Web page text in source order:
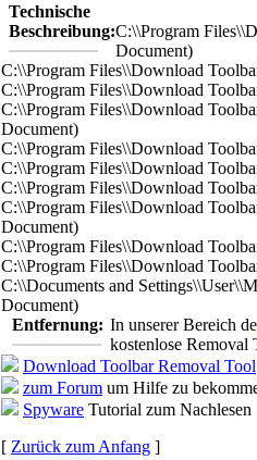
Technische
Beschreibung:C:\\Program
Document)
C:\\Program Files\\Download
C:\\Program Files\\Download
C:\\Program Files\\Download
Document)
C:\\Program Files\\Download
C:\\Program Files\\Download
C:\\Program Files\\Download
C:\\Program Files\\Download
Document)
C:\\Program Files\\Download
C:\\Program Files\\Download
C:\\Documents and
Document)
Entfernung: In unserer Bereich
kostenlose Removal
Download Toolbar Removal Tool
zum Forum um Hilfe zu
Spyware Tutorial zum Nachlesen
[ Zurück zum Anfang ]